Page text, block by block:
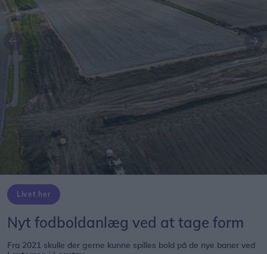
Forrige
Livet her
Nyt fodboldanlæg ved at tage form
Fra 2021 skulle der gerne kunne spilles bold på de nye baner ved